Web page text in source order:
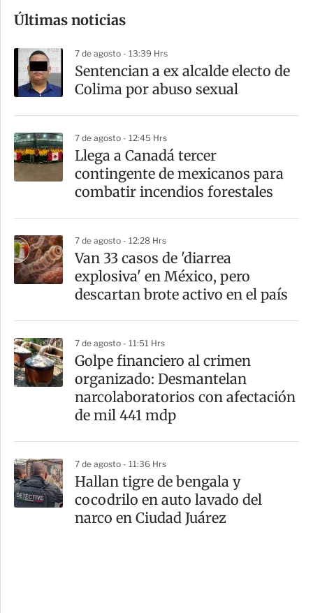
m
a
r
t
i
r
Últimas noticias
7 de agosto - 13:39 Hrs
Sentencian a ex alcalde electo de
Colima por abuso sexual
7 de agosto - 12:45 Hrs
Llega a Canadá tercer
contingente de mexicanos para
combatir incendios forestales
7 de agosto - 12:28 Hrs
Van 33 casos de 'diarrea
explosiva' en México, pero
descartan brote activo en el país
7 de agosto - 11:51 Hrs
Golpe financiero al crimen
organizado: Desmantelan
narcolaboratorios con afectación
de mil 441 mdp
7 de agosto - 11:36 Hrs
Hallan tigre de bengala y
cocodrilo en auto lavado del
narco en Ciudad Juárez